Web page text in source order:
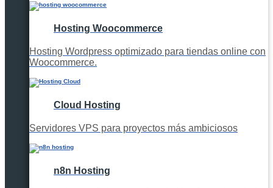
Hosting Woocommerce
Hosting Wordpress optimizado para tiendas online con
Woocommerce.
Cloud Hosting
Servidores VPS para proyectos más ambiciosos
n8n Hosting